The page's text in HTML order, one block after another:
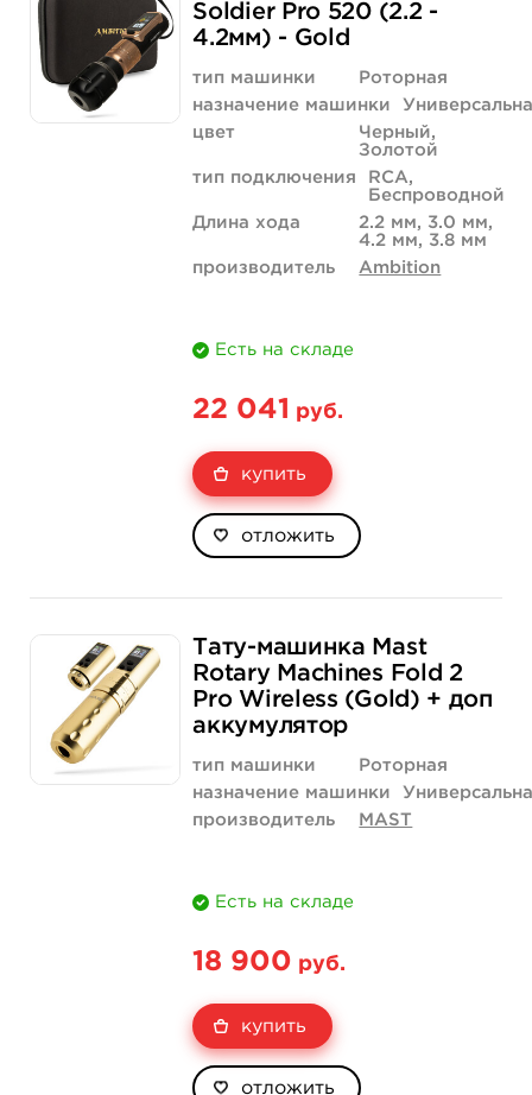
Soldier Pro 520 (2.2 -
4.2мм) - Gold
тип машинки
Роторная
назначение машинки
цвет
Черный,
Золотой
тип подключения
RCA,
Беспроводной
Длина хода
2.2 мм, 3.0 мм,
4.2 мм, 3.8 мм
производитель
Ambition
Есть на складе
22 041 руб.
купить
отложить
Тату-машинка Mast
Rotary Machines Fold 2
Pro Wireless (Gold) + доп
аккумулятор
тип машинки
Роторная
назначение машинки
производитель
MAST
Есть на складе
18 900 руб.
купить
отложить